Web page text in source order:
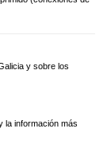
y sobre los
la información más